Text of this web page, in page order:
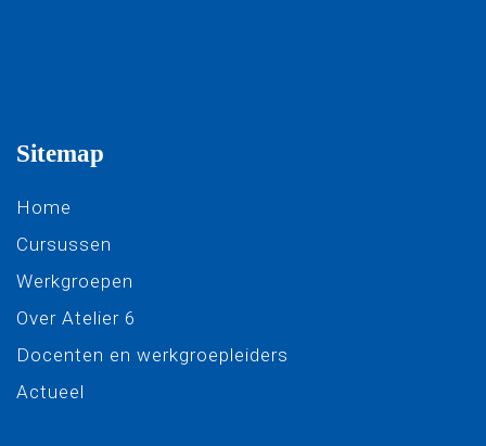
Sitemap
Home
Cursussen
Werkgroepen
Over Atelier 6
Docenten en werkgroepleiders
Actueel